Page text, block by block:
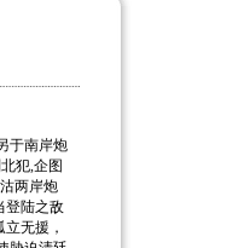
于南岸炮
犯,企图
两岸炮
登陆之敌
无援，